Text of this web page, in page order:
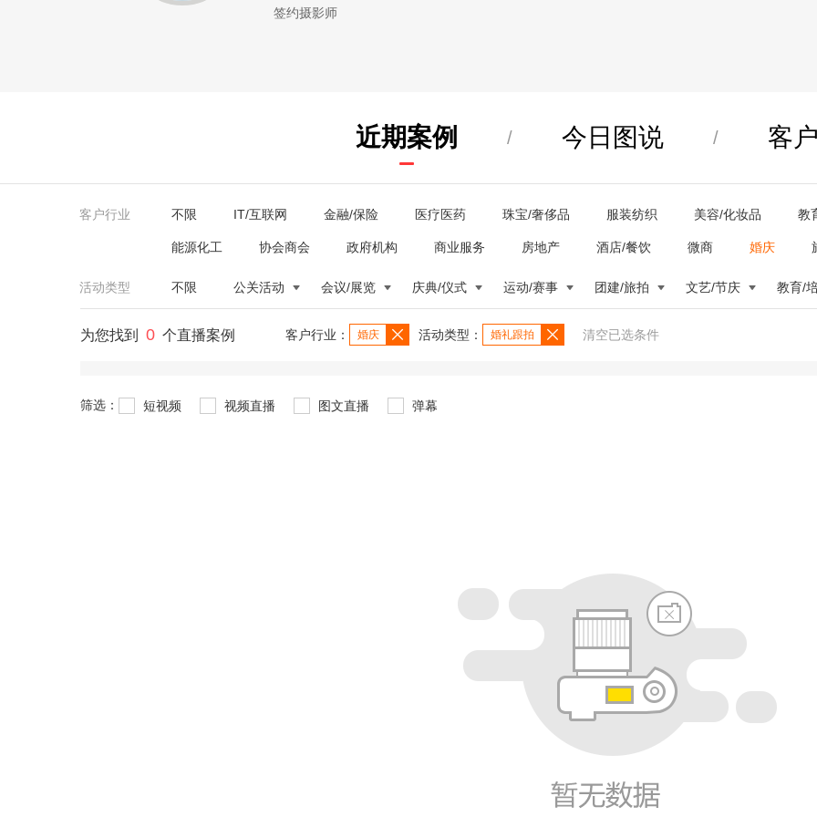
签约摄影师
近期案例 / 今日图说 / 客
客户行业 不限 IT/互联网 金融/保险 医疗医药 珠宝/奢侈品 服装纺织 美容/化妆品 教
能源化工 协会商会 政府机构 商业服务 房地产 酒店/餐饮 微商 婚庆
活动类型 不限 公关活动 会议/展览 庆典/仪式 运动/赛事 团建/旅拍 文艺/节庆 教育/
为您找到 0 个直播案例 客户行业： 婚庆 活动类型： 婚礼跟拍 清空已选条件
筛选： 短视频 视频直播 图文直播 弹幕